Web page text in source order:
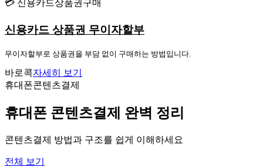
💳 신용카드상품권구매
신용카드 상품권 무이자할부
무이자할부로 상품권을 부담 없이 구매하는 방법입니다.
바로콕자세히 보기
휴대폰콘텐츠결제
휴대폰 콘텐츠결제 완벽 정리
콘텐츠결제 방법과 구조를 쉽게 이해하세요
전체 보기